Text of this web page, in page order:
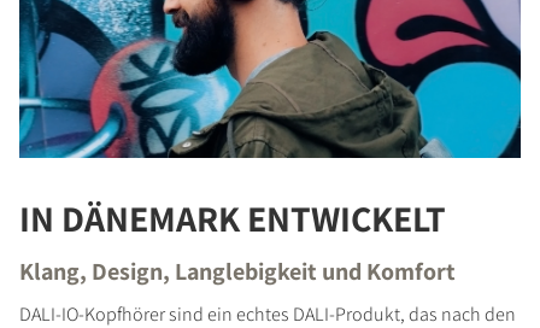
IN DÄNEMARK ENTWICKELT
Klang, Design, Langlebigkeit und Komfort
DALI-IO-Kopfhörer sind ein echtes DALI-Produkt, das nach den